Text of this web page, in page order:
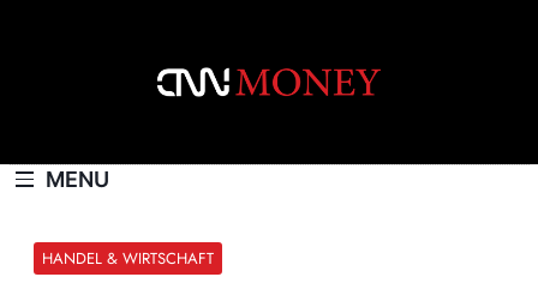
MENU
HANDEL & WIRTSCHAFT